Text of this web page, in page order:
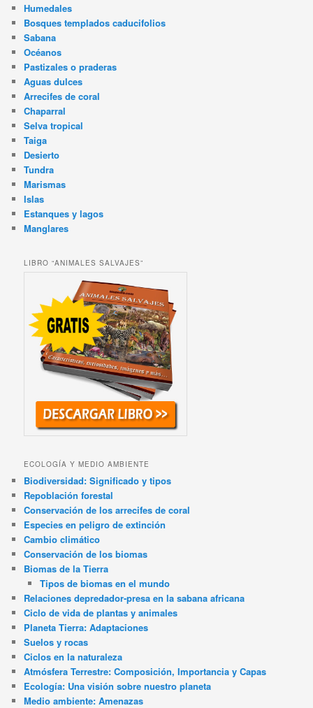
Humedales
Bosques templados caducifolios
Sabana
Océanos
Pastizales o praderas
Aguas dulces
Arrecifes de coral
Chaparral
Selva tropical
Taiga
Desierto
Tundra
Marismas
Islas
Estanques y lagos
Manglares
LIBRO “ANIMALES SALVAJES”
ECOLOGÍA Y MEDIO AMBIENTE
Biodiversidad: Significado y tipos
Repoblación forestal
Conservación de los arrecifes de coral
Especies en peligro de extinción
Cambio climático
Conservación de los biomas
Biomas de la Tierra
Tipos de biomas en el mundo
Relaciones depredador-presa en la sabana africana
Ciclo de vida de plantas y animales
Planeta Tierra: Adaptaciones
Suelos y rocas
Ciclos en la naturaleza
Atmósfera Terrestre: Composición, Importancia y Capas
Ecología: Una visión sobre nuestro planeta
Medio ambiente: Amenazas